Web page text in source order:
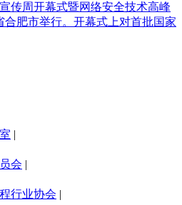
传周开幕式暨网络安全技术高峰
合肥市举行。开幕式上对首批国家
|
会 |
行业协会 |